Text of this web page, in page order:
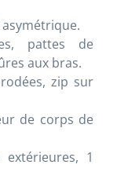
pattes de
aux bras.
zip sur
de corps de
1